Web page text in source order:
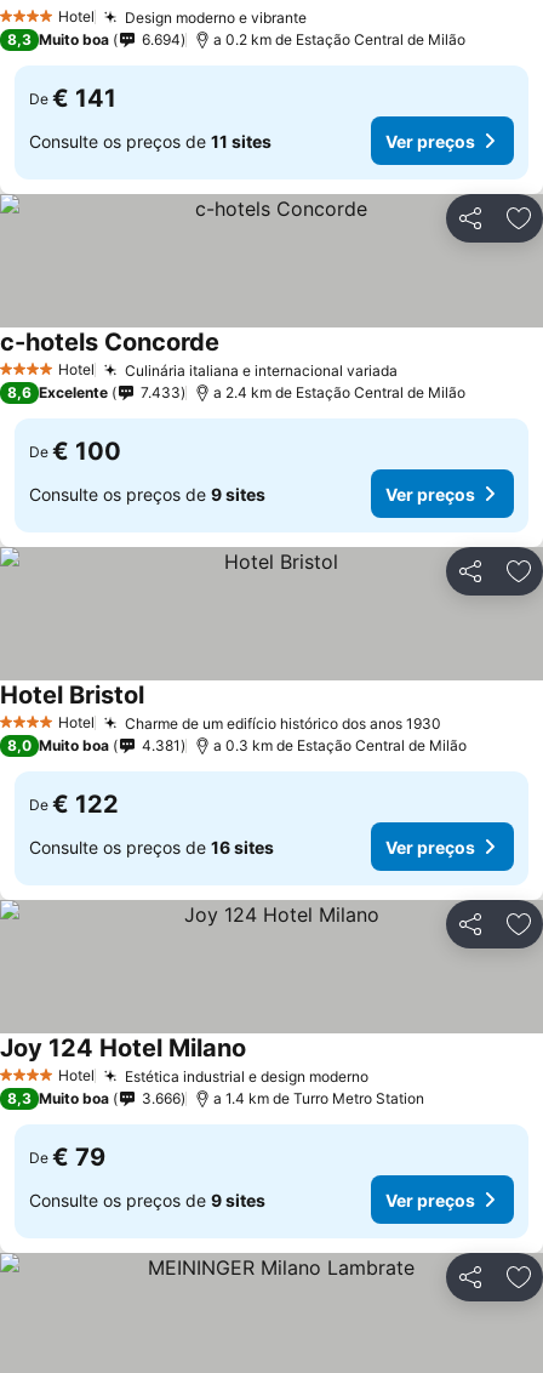
4 EstrelasHotel Design moderno e vibrante
8,3 Muito boa 6.694 a 0.2 km de Estação Central de Milão
De € 141
Consulte os preços de 11 sites Ver preços
Partilhar
4 EstrelasHotel Culinária italiana e internacional variada
c-hotels Concorde
8,6 Excelente 7.433 a 2.4 km de Estação Central de Milão
De € 100
Consulte os preços de 9 sites Ver preços
Partilhar
4 EstrelasHotel Charme de um edifício histórico dos anos 1930
Hotel Bristol
8,0 Muito boa 4.381 a 0.3 km de Estação Central de Milão
De € 122
Consulte os preços de 16 sites Ver preços
Partilhar
4 EstrelasHotel Estética industrial e design moderno
Joy 124 Hotel Milano
8,3 Muito boa 3.666 a 1.4 km de Turro Metro Station
De € 79
Consulte os preços de 9 sites Ver preços
Partilhar